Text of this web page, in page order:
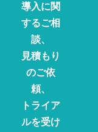
導入に関
するご相
談、
見積もり
のご依
頼、
トライア
ルを受け